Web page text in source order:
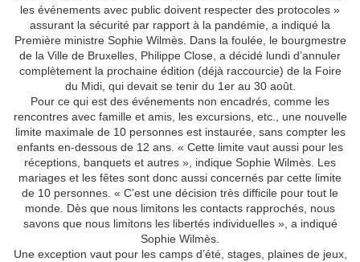
les événements avec public doivent respecter des protocoles »
assurant la sécurité par rapport à la pandémie, a indiqué la
Première ministre Sophie Wilmès. Dans la foulée, le bourgmestre
de la Ville de Bruxelles, Philippe Close, a décidé lundi d’annuler
complètement la prochaine édition (déjà raccourcie) de la Foire
du Midi, qui devait se tenir du 1er au 30 août.
Pour ce qui est des événements non encadrés, comme les
rencontres avec famille et amis, les excursions, etc., une nouvelle
limite maximale de 10 personnes est instaurée, sans compter les
enfants en-dessous de 12 ans. « Cette limite vaut aussi pour les
réceptions, banquets et autres », indique Sophie Wilmès. Les
mariages et les fêtes sont donc aussi concernés par cette limite
de 10 personnes. « C’est une décision très difficile pour tout le
monde. Dès que nous limitons les contacts rapprochés, nous
savons que nous limitons les libertés individuelles », a indiqué
Sophie Wilmès.
Une exception vaut pour les camps d’été, stages, plaines de jeux,